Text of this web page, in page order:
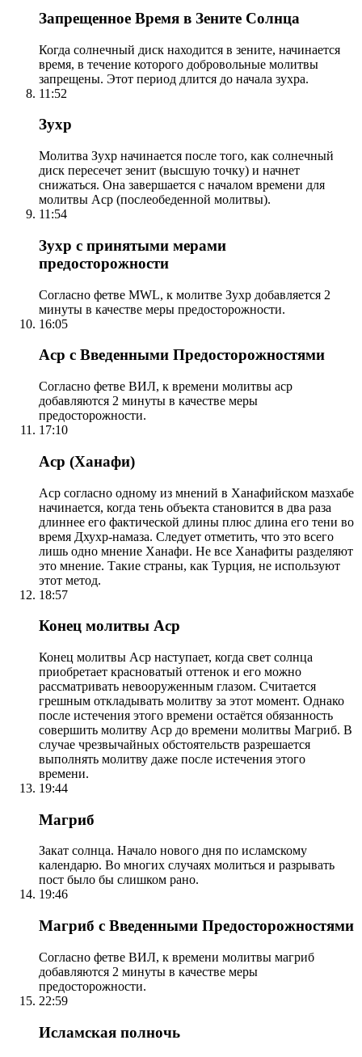
Запрещенное Время в Зените Солнца
Когда солнечный диск находится в зените, начинается
время, в течение которого добровольные молитвы
запрещены. Этот период длится до начала зухра.
11:52
Зухр
Молитва Зухр начинается после того, как солнечный
диск пересечет зенит (высшую точку) и начнет
снижаться. Она завершается с началом времени для
молитвы Аср (послеобеденной молитвы).
11:54
Зухр с принятыми мерами
предосторожности
Согласно фетве MWL, к молитве Зухр добавляется 2
минуты в качестве меры предосторожности.
16:05
Аср с Введенными Предосторожностями
Согласно фетве ВИЛ, к времени молитвы аср
добавляются 2 минуты в качестве меры
предосторожности.
17:10
Аср (Ханафи)
Аср согласно одному из мнений в Ханафийском мазхабе
начинается, когда тень объекта становится в два раза
длиннее его фактической длины плюс длина его тени во
время Дхухр-намаза. Следует отметить, что это всего
лишь одно мнение Ханафи. Не все Ханафиты разделяют
это мнение. Такие страны, как Турция, не используют
этот метод.
18:57
Конец молитвы Аср
Конец молитвы Аср наступает, когда свет солнца
приобретает красноватый оттенок и его можно
рассматривать невооруженным глазом. Считается
грешным откладывать молитву за этот момент. Однако
после истечения этого времени остаётся обязанность
совершить молитву Аср до времени молитвы Магриб. В
случае чрезвычайных обстоятельств разрешается
выполнять молитву даже после истечения этого
времени.
19:44
Магриб
Закат солнца. Начало нового дня по исламскому
календарю. Во многих случаях молиться и разрывать
пост было бы слишком рано.
19:46
Магриб с Введенными Предосторожностями
Согласно фетве ВИЛ, к времени молитвы магриб
добавляются 2 минуты в качестве меры
предосторожности.
22:59
Исламская полночь